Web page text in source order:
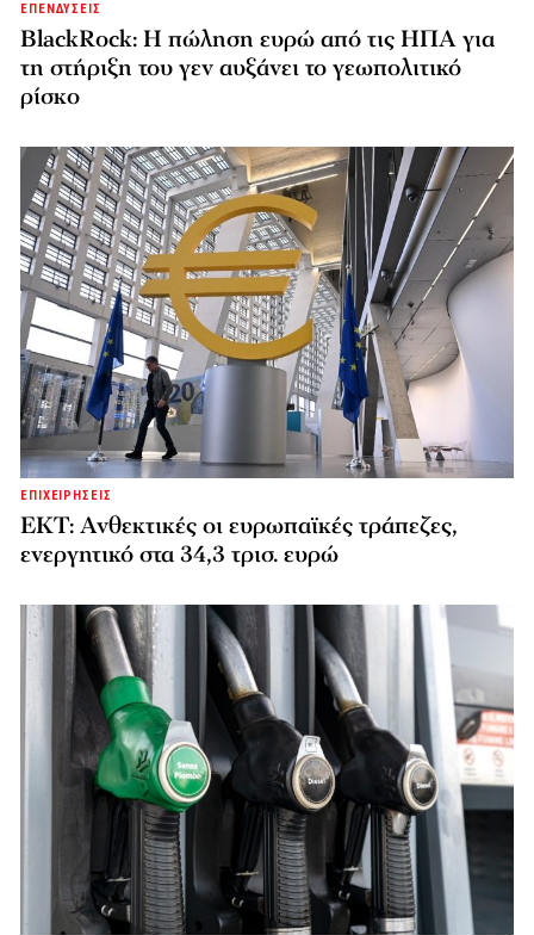
ΕΠΕΝΔΥΣΕΙΣ
BlackRock: Η πώληση ευρώ από τις ΗΠΑ για
τη στήριξη του γεν αυξάνει το γεωπολιτικό
ρίσκο
ΕΠΙΧΕΙΡΗΣΕΙΣ
ΕΚΤ: Ανθεκτικές οι ευρωπαϊκές τράπεζες,
ενεργητικό στα 34,3 τρισ. ευρώ